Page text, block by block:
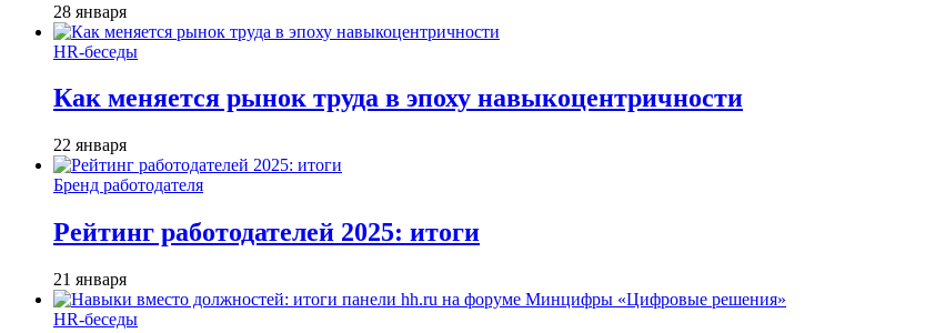
28 января
HR-беседы
Как меняется рынок труда в эпоху навыкоцентричности
22 января
Бренд работодателя
Рейтинг работодателей 2025: итоги
21 января
HR-беседы